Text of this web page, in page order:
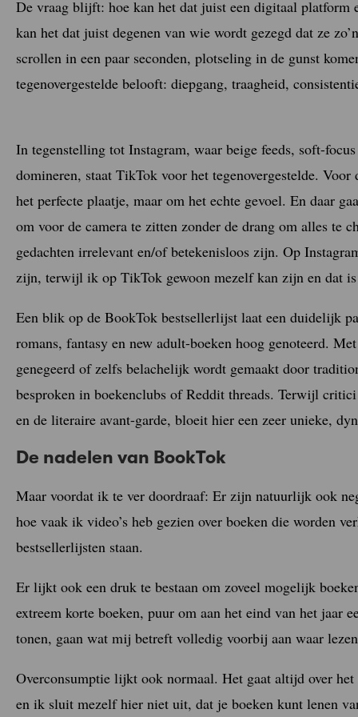
De vraag blijft: hoe kan het dat juist een digitaal platform
kan het dat juist degenen van wie wordt gezegd dat ze
scrollen in een paar seconden, plotseling in de gunst
tegenovergestelde belooft: diepgang, traagheid,
In tegenstelling tot Instagram, waar beige feeds, soft-
domineren, staat TikTok voor het tegenovergestelde.
het perfecte plaatje, maar om het echte gevoel. En daar
om voor de camera te zitten zonder de drang om alles te
gedachten irrelevant en/of betekenisloos zijn. Op
zijn, terwijl ik op TikTok gewoon mezelf kan zijn en dat
Een blik op de BookTok bestsellerlijst laat een duidelijk
romans, fantasy en new adult-boeken hoog genoteerd.
genegeerd of zelfs belachelijk wordt gemaakt door
besproken in boekenclubs of Reddit threads. Terwijl
en de literaire avant-garde, bloeit hier een zeer unieke,
De nadelen van BookTok
Maar voordat ik te ver doordraaf: Er zijn natuurlijk ook
hoe vaak ik video’s heb gezien over boeken die worden
bestsellerlijsten staan.
Er lijkt ook een druk te bestaan om zoveel mogelijk
extreem korte boeken, puur om aan het eind van het jaar
tonen, gaan wat mij betreft volledig voorbij aan waar
Overconsumptie lijkt ook normaal. Het gaat altijd over
en ik sluit mezelf hier niet uit, dat je boeken kunt lenen